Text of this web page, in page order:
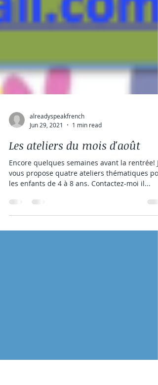
alreadyspeakfrench
Jun 29, 2021
1 min read
Les ateliers du mois d'août
Encore quelques semaines avant la rentrée! Je
vous propose quatre ateliers thématiques